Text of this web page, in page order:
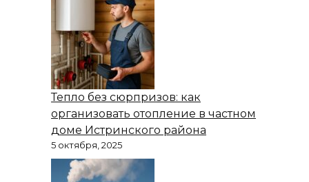
Тепло без сюрпризов: как
организовать отопление в частном
доме Истринского района
5 октября, 2025